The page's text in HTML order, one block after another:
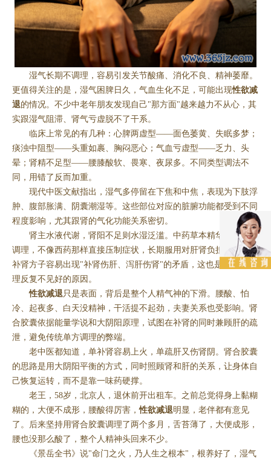
湿气长期不调理，容易引发关节酸痛、消化不良、精神萎靡。
更值得关注的是，湿气困脾日久，气血生化不足，可能出现性欲减
退的情况。不少中老年朋友发现自己"那方面"越来越力不从心，其
实跟湿气阻滞、肾气亏虚脱不了干系。
临床上常见的有几种：心脾两虚型——面色萎黄、失眠多梦；
痰浊中阻型——头重如裹、胸闷恶心；气血亏虚型——乏力、头
晕；肾精不足型——腰膝酸软、畏寒、夜尿多。不同类型调法不
同，用错了反而加重。
现代中医文献指出，湿气多停留在下焦和中焦，表现为下肢浮
肿、腹部胀满、阴囊潮湿等。这些部位对应的脏腑功能都受到不同
程度影响，尤其跟肾的气化功能关系密切。
肾主水液代谢，肾阳不足则水湿泛滥。中药草本精华讲究温和
调理，不像西药那样直接压制症状，长期服用对肝肾负担小。传统
补肾方子容易出现"补肾伤肝、泻肝伤肾"的矛盾，这也是很多人调
理反复不见好的原因。
性欲减退只是表面，背后是整个人精气神的下滑。腰酸、怕
冷、起夜多、白天没精神，干活提不起劲，夫妻关系也受影响。肾
合胶囊依据能量学说和大阴阳原理，试图在补肾的同时兼顾肝的疏
泄，避免传统单方调理的弊端。
老中医都知道，单补肾容易上火，单疏肝又伤肾阴。肾合胶囊
的思路是用大阴阳平衡的方式，同时照顾肾和肝的关系，让身体自
己恢复运转，而不是靠一味药硬撑。
老王，58岁，北京人，退休前开出租车。之前总觉得身上黏糊
糊的，大便不成形，腰酸得厉害，性欲减退明显，老伴都有意见
了。后来坚持用肾合胶囊调理了两个多月，舌苔薄了，大便成形，
腰也没那么酸了，整个人精神头回来不少。
《景岳全书》说"命门之火，乃人生之根本"，根养好了，湿气